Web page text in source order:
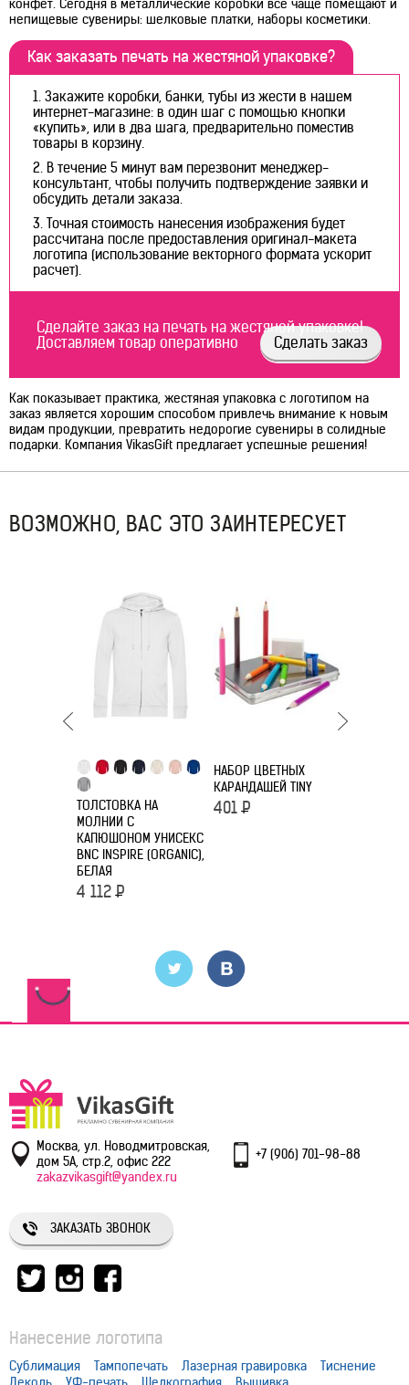
конфет. Сегодня в металлические коробки все чаще помещают и
непищевые сувениры: шелковые платки, наборы косметики.
Как заказать печать на жестяной упаковке?
Закажите коробки, банки, тубы из жести в нашем
интернет-магазине: в один шаг с помощью кнопки
«купить», или в два шага, предварительно поместив
товары в корзину.
В течение 5 минут вам перезвонит менеджер-
консультант, чтобы получить подтверждение заявки и
обсудить детали заказа.
Точная стоимость нанесения изображения будет
рассчитана после предоставления оригинал-макета
логотипа (использование векторного формата ускорит
расчет).
Сделайте заказ на печать на жестяной упаковке!
Доставляем товар оперативно
Сделать заказ
Как показывает практика, жестяная упаковка с логотипом на
заказ является хорошим способом привлечь внимание к новым
видам продукции, превратить недорогие сувениры в солидные
подарки. Компания VikasGift предлагает успешные решения!
ВОЗМОЖНО, ВАС ЭТО ЗАИНТЕРЕСУЕТ
ТОЛСТОВКА НА
МОЛНИИ С
КАПЮШОНОМ УНИСЕКС
BNC INSPIRE (ORGANIC),
БЕЛАЯ
4 112 Р
НАБОР ЦВЕТНЫХ
КАРАНДАШЕЙ TINY
401 Р
Москва, ул. Новодмитровская,
дом 5А, стр.2, офис 222
+7 (906) 701-98-88
zakazvikasgift@yandex.ru
ЗАКАЗАТЬ ЗВОНОК
Нанесение логотипа
Сублимация Тампопечать Лазерная гравировка
Тиснение